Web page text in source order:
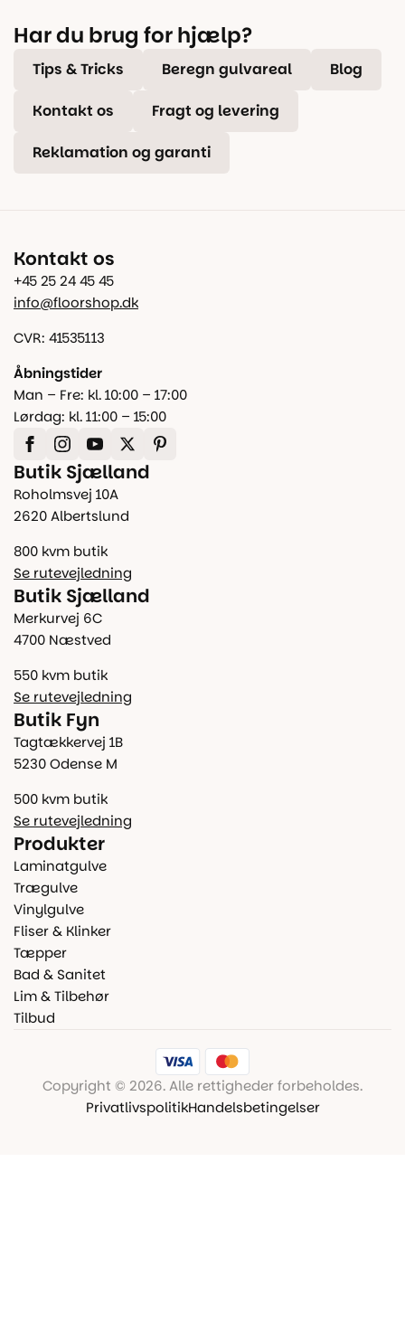
Har du brug for hjælp?
Tips & Tricks Beregn gulvareal Blog
Kontakt os Fragt og levering
Reklamation og garanti
Kontakt os
+45 25 24 45 45
info@floorshop.dk
CVR: 41535113
Åbningstider
Man – Fre: kl. 10:00 – 17:00
Lørdag: kl. 11:00 – 15:00
Butik Sjælland
Roholmsvej 10A
2620 Albertslund
800 kvm butik
Se rutevejledning
Butik Sjælland
Merkurvej 6C
4700 Næstved
550 kvm butik
Se rutevejledning
Butik Fyn
Tagtækkervej 1B
5230 Odense M
500 kvm butik
Se rutevejledning
Produkter
Laminatgulve
Trægulve
Vinylgulve
Fliser & Klinker
Tæpper
Bad & Sanitet
Lim & Tilbehør
Tilbud
Copyright © 2026. Alle rettigheder forbeholdes.
PrivatlivspolitikHandelsbetingelser